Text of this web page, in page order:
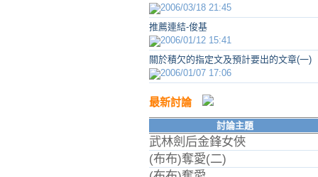
2006/03/18 21:45
推薦連結-俊基
2006/01/12 15:41
關於積欠的指定文及預計要出的文章(一)
2006/01/07 17:06
最新討論
討論主題
武林劍后金鋒女俠
(布布)奪愛(二)